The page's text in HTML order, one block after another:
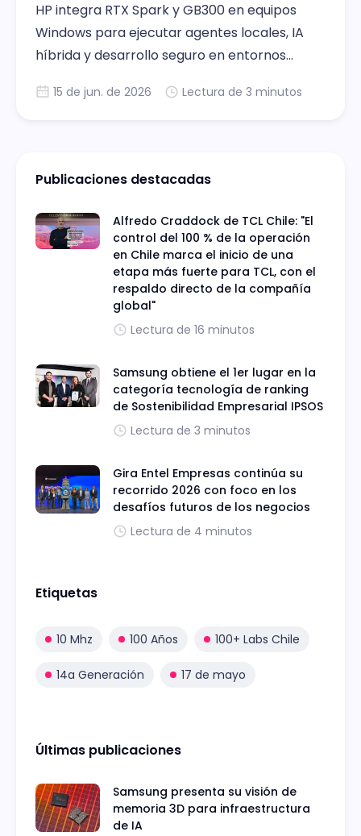
HP integra RTX Spark y GB300 en equipos
Windows para ejecutar agentes locales, IA
híbrida y desarrollo seguro en entornos
15 de jun. de 2026 Lectura de 3 minutos
Publicaciones destacadas
Alfredo Craddock de TCL Chile: "El
control del 100 % de la operación
en Chile marca el inicio de una
etapa más fuerte para TCL, con el
respaldo directo de la compañía
global"
Lectura de 16 minutos
Samsung obtiene el 1er lugar en la
categoría tecnología de ranking
de Sostenibilidad Empresarial IPSOS
Lectura de 3 minutos
Gira Entel Empresas continúa su
recorrido 2026 con foco en los
desafíos futuros de los negocios
Lectura de 4 minutos
Etiquetas
10 Mhz 100 Años 100+ Labs Chile
14a Generación 17 de mayo
Últimas publicaciones
Samsung presenta su visión de
memoria 3D para infraestructura
de IA